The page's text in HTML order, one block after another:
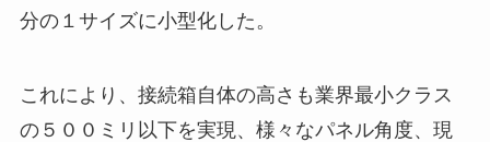
分の１サイズに小型化した。
これにより、接続箱自体の高さも業界最小クラス
の５００ミリ以下を実現、様々なパネル角度、現